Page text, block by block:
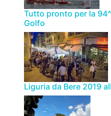
Tutto pronto per la
Golfo
Liguria da Bere 2019